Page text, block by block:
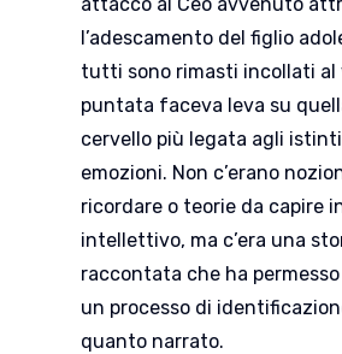
l’adescamento del figlio
tutti sono rimasti incollati al
puntata faceva leva su
cervello più legata agli
emozioni. Non c’erano
ricordare o teorie da capire
intellettivo, ma c’era una
raccontata che ha
un processo di
quanto narrato.